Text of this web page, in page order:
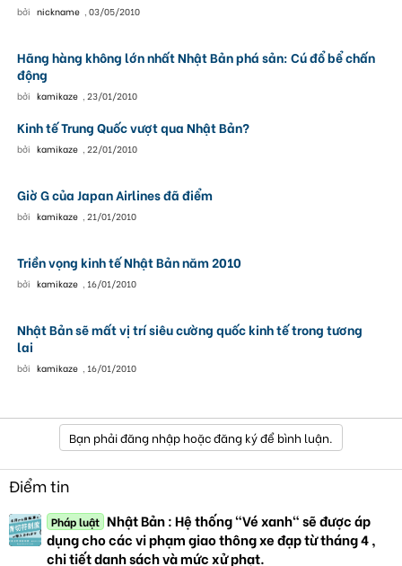
bởi nickname , 03/05/2010
Hãng hàng không lớn nhất Nhật Bản phá sản: Cú đổ bể chấn
động
bởi kamikaze , 23/01/2010
Kinh tế Trung Quốc vượt qua Nhật Bản?
bởi kamikaze , 22/01/2010
Giờ G của Japan Airlines đã điểm
bởi kamikaze , 21/01/2010
Triền vọng kinh tế Nhật Bản năm 2010
bởi kamikaze , 16/01/2010
Nhật Bản sẽ mất vị trí siêu cường quốc kinh tế trong tương
lai
bởi kamikaze , 16/01/2010
Bạn phải đăng nhập hoặc đăng ký để bình luận.
Điểm tin
Pháp luật Nhật Bản : Hệ thống "Vé xanh" sẽ được áp
dụng cho các vi phạm giao thông xe đạp từ tháng 4 ,
chi tiết danh sách và mức xử phạt.